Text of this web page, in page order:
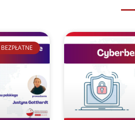
BEZPŁATNE